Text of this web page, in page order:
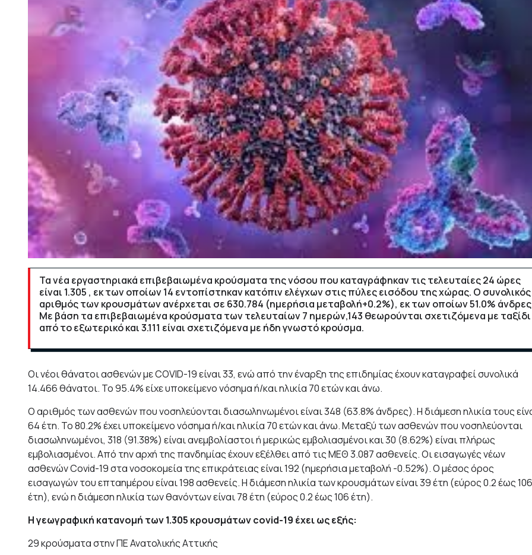
Τα νέα εργαστηριακά επιβεβαιωμένα κρούσματα της νόσου που καταγράφηκαν τις τελευταίες 24 ώρες
είναι 1.305 , εκ των οποίων 14 εντοπίστηκαν κατόπιν ελέγχων στις πύλες εισόδου της χώρας. Ο συνολικός
αριθμός των κρουσμάτων ανέρχεται σε 630.784 (ημερήσια μεταβολή+0.2%), εκ των οποίων 51.0%
Με βάση τα επιβεβαιωμένα κρούσματα των τελευταίων 7 ημερών,143 θεωρούνται σχετιζόμενα με ταξίδι
από το εξωτερικό και 3.111 είναι σχετιζόμενα με ήδη γνωστό κρούσμα.
Οι νέοι θάνατοι ασθενών με COVID-19 είναι 33, ενώ από την έναρξη της επιδημίας έχουν καταγραφεί συνολικά
14.466 θάνατοι. Το 95.4% είχε υποκείμενο νόσημα ή/και ηλικία 70 ετών και άνω.
Ο αριθμός των ασθενών που νοσηλεύονται διασωληνωμένοι είναι 348 (63.8% άνδρες). Η διάμεση ηλικία τους
64 έτη. To 80.2% έχει υποκείμενο νόσημα ή/και ηλικία 70 ετών και άνω. Μεταξύ των ασθενών που νοσηλεύονται
διασωληνωμένοι, 318 (91.38%) είναι ανεμβολίαστοι ή μερικώς εμβολιασμένοι και 30 (8.62%) είναι πλήρως
εμβολιασμένοι. Από την αρχή της πανδημίας έχουν εξέλθει από τις ΜΕΘ 3.087 ασθενείς. Οι εισαγωγές νέων
ασθενών Covid-19 στα νοσοκομεία της επικράτειας είναι 192 (ημερήσια μεταβολή -0.52%). Ο μέσος όρος
εισαγωγών του επταημέρου είναι 198 ασθενείς. Η διάμεση ηλικία των κρουσμάτων είναι 39 έτη (εύρος 0.2 έως 106
έτη), ενώ η διάμεση ηλικία των θανόντων είναι 78 έτη (εύρος 0.2 έως 106 έτη).
Η γεωγραφική κατανομή των 1.305 κρουσμάτων covid-19 έχει ως εξής:
29 κρούσματα στην ΠΕ Ανατολικής Αττικής